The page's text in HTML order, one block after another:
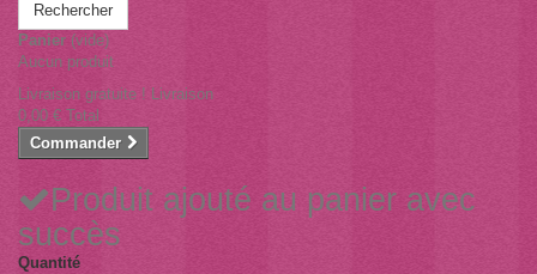
Rechercher
Panier (vide)
Aucun produit
Livraison gratuite ! Livraison
0,00 € Total
Commander
Produit ajouté au panier avec
succès
Quantité